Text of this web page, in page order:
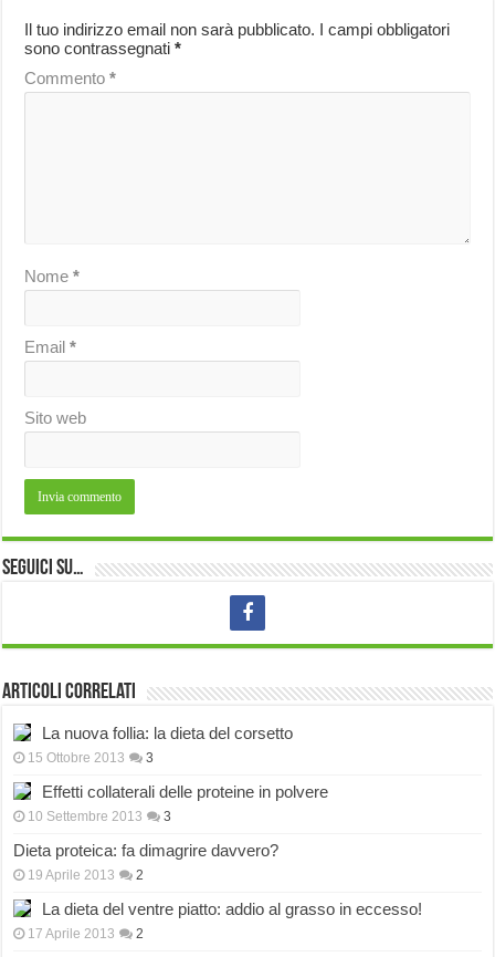
Il tuo indirizzo email non sarà pubblicato. I campi obbligatori
sono contrassegnati*
Commento*
Nome*
Email*
Sito web
Seguici su…
Articoli correlati
La nuova follia: la dieta del corsetto
15 Ottobre 2013 3
Effetti collaterali delle proteine in polvere
10 Settembre 2013 3
Dieta proteica: fa dimagrire davvero?
19 Aprile 2013 2
La dieta del ventre piatto: addio al grasso in eccesso!
17 Aprile 2013 2